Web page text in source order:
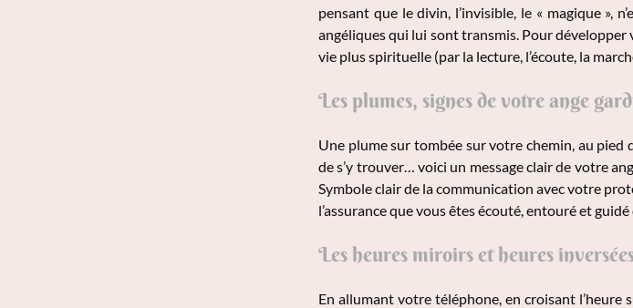
pensant que le divin, l’invisible, le « magique »,
angéliques qui lui sont transmis. Pour
vie plus spirituelle (par la lecture, l’écoute, la
Les plumes, signes de votre ange
Une plume sur tombée sur votre chemin, au pied
de s’y trouver… voici un message clair de votre
Symbole clair de la communication avec votre
l’assurance que vous êtes écouté, entouré et
Les heures miroirs et heures
En allumant votre téléphone, en croisant